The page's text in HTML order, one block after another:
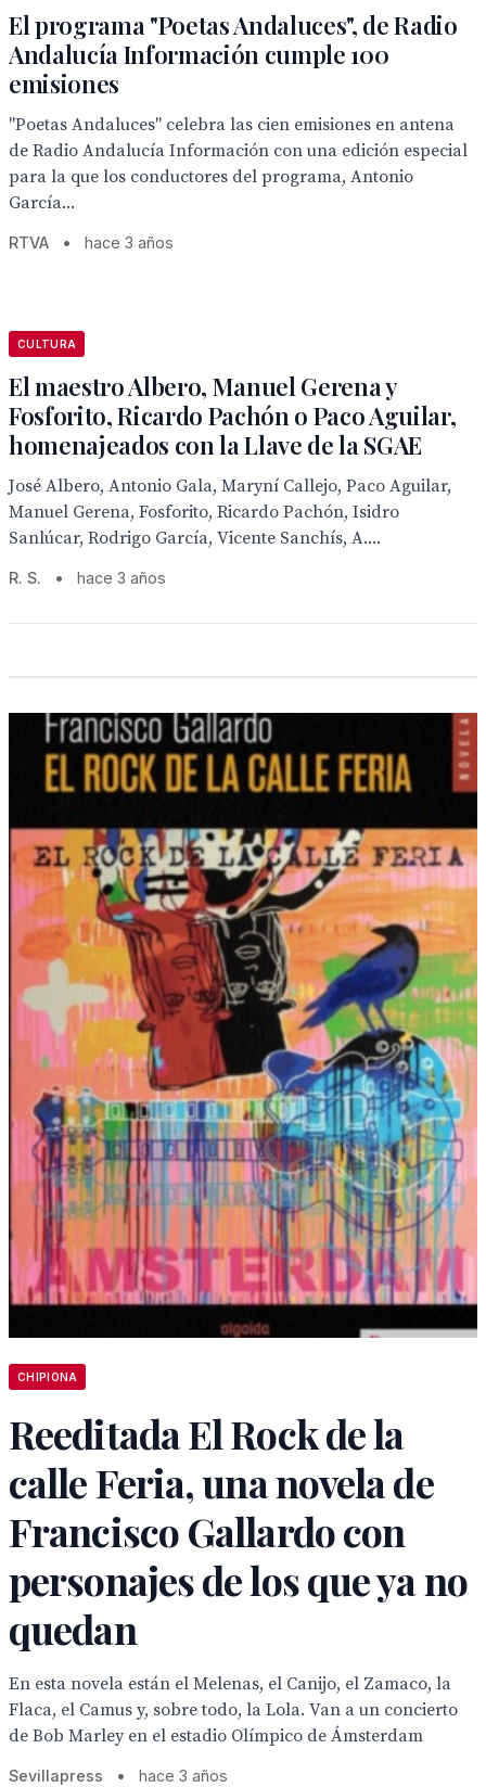
El programa "Poetas Andaluces", de Radio
Andalucía Información cumple 100
emisiones
"Poetas Andaluces" celebra las cien emisiones en antena
de Radio Andalucía Información con una edición especial
para la que los conductores del programa, Antonio
García...
RTVA • hace 3 años
CULTURA
El maestro Albero, Manuel Gerena y
Fosforito, Ricardo Pachón o Paco Aguilar,
homenajeados con la Llave de la SGAE
José Albero, Antonio Gala, Maryní Callejo, Paco Aguilar,
Manuel Gerena, Fosforito, Ricardo Pachón, Isidro
Sanlúcar, Rodrigo García, Vicente Sanchís, A....
R. S. • hace 3 años
CHIPIONA
Reeditada El Rock de la
calle Feria, una novela de
Francisco Gallardo con
personajes de los que ya no
quedan
En esta novela están el Melenas, el Canijo, el Zamaco, la
Flaca, el Camus y, sobre todo, la Lola. Van a un concierto
de Bob Marley en el estadio Olímpico de Ámsterdam
Sevillapress • hace 3 años